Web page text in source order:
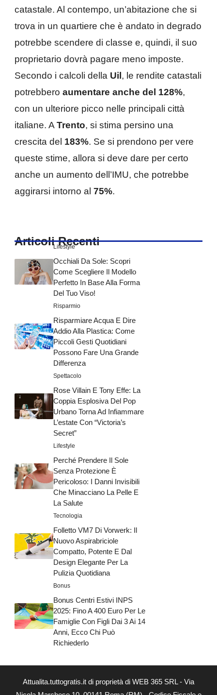
catastale. Al contempo, un’abitazione che si
trova in un quartiere che è andato in degrado
potrebbe scendere di classe e, quindi, il suo
proprietario dovrà pagare meno imposte.
Secondo i calcoli della Uil , le rendite catastali
potrebbero aumentare anche del 128%,
con un ulteriore picco nelle principali città
italiane. A Trento, si stima persino una
crescita del 183%. Se si prendono per vere
queste stime, allora si deve dare per certo
anche un aumento dell’IMU, che potrebbe
aggirarsi intorno al 75%.
Articoli Recenti
Lifestyle
Occhiali Da Sole: Scopri
Come Scegliere Il Modello
Perfetto In Base Alla Forma
Del Tuo Viso!
Risparmio
Risparmiare Acqua E Dire
Addio Alla Plastica: Come
Piccoli Gesti Quotidiani
Possono Fare Una Grande
Differenza
Spettacolo
Rose Villain E Tony Effe: La
Coppia Esplosiva Del Pop
Urbano Torna Ad Infiammare
L’estate Con “Victoria’s
Secret”
Lifestyle
Perché Prendere Il Sole
Senza Protezione È
Pericoloso: I Danni Invisibili
Che Minacciano La Pelle E
La Salute
Tecnologia
Folletto VM7 Di Vorwerk: Il
Nuovo Aspirabriciole
Compatto, Potente E Dal
Design Elegante Per La
Pulizia Quotidiana
Bonus
Bonus Centri Estivi INPS
2025: Fino A 400 Euro Per Le
Famiglie Con Figli Dai 3 Ai 14
Anni, Ecco Chi Può
Richiederlo
Attualita.tuttogratis.it di proprietà di WEB 365 SRL - Via